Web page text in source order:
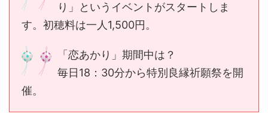
り」というイベントがスタートしま
す。初穂料は一人1,500円。
「恋あかり」期間中は？
毎日18：30分から特別良縁祈願祭を開
催。